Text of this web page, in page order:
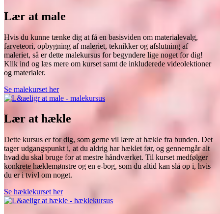
Lær at male
Hvis du kunne tænke dig at få en basisviden om materialevalg,
farveteori, opbygning af maleriet, teknikker og afslutning af
maleriet, så er dette malekursus for begyndere lige noget for dig!
Klik ind og læs mere om kurset samt de inkluderede videolektioner
og materialer.
Se malekurset her
Lær at hækle
Dette kursus er for dig, som gerne vil lære at hækle fra bunden. Det
tager udgangspunkt i, at du aldrig har hæklet før, og gennemgår alt
hvad du skal bruge for at mestre håndværket. Til kurset medfølger
konkrete hæklemønstre og en e-bog, som du altid kan slå op i, hvis
du er i tvivl om noget.
Se hæklekurset her